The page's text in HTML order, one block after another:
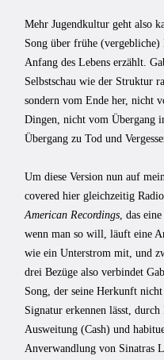
Mehr Jugendkultur geht also
Song über frühe
Anfang des Lebens erzählt.
Selbstschau wie der Struktur
sondern vom Ende her, nicht
Dingen, nicht vom Übergang
Übergang zu Tod und
Um diese Version nun auf
covered hier gleichzeitig
American Recordings , das
wenn man so will, läuft eine
wie ein Unterstrom mit, und
drei Bezüge also verbindet
Song, der seine Herkunft
Signatur erkennen lässt,
Ausweitung (Cash) und
Anverwandlung von Sinatras